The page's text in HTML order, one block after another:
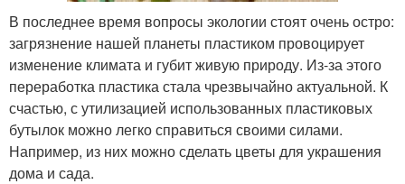
В последнее время вопросы экологии стоят очень остро:
загрязнение нашей планеты пластиком провоцирует
изменение климата и губит живую природу. Из-за этого
переработка пластика стала чрезвычайно актуальной. К
счастью, с утилизацией использованных пластиковых
бутылок можно легко справиться своими силами.
Например, из них можно сделать цветы для украшения
дома и сада.